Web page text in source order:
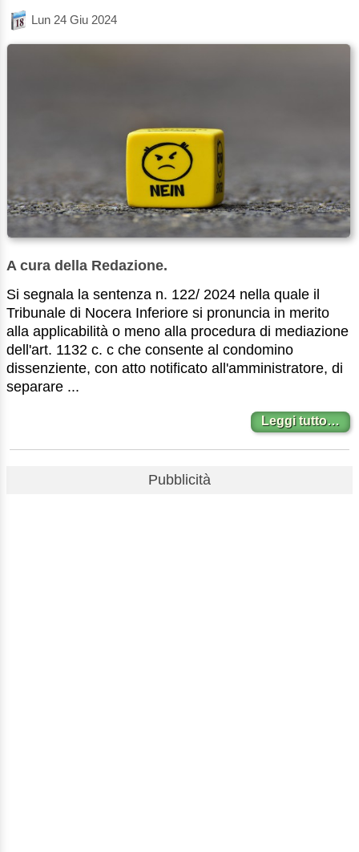
Lun 24 Giu 2024
A cura della Redazione.
Si segnala la sentenza n. 122/ 2024 nella quale il
Tribunale di Nocera Inferiore si pronuncia in merito
alla applicabilità o meno alla procedura di mediazione
dell'art. 1132 c. c che consente al condomino
dissenziente, con atto notificato all'amministratore, di
separare ...
Leggi tutto…
Pubblicità